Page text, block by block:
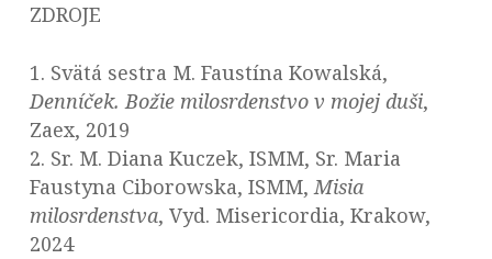
ZDROJE
1. Svätá sestra M. Faustína Kowalská,
Denníček. Božie milosrdenstvo v mojej duši,
Zaex, 2019
2. Sr. M. Diana Kuczek, ISMM, Sr. Maria
Faustyna Ciborowska, ISMM,Misia
milosrdenstva, Vyd. Misericordia, Krakow,
2024